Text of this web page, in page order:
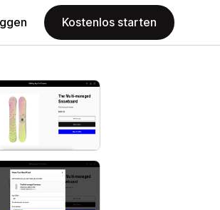
Kostenlos starten